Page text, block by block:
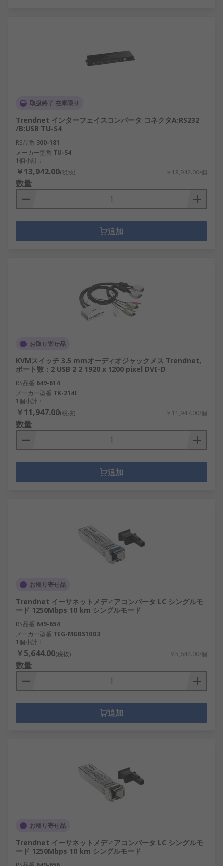
取扱終了 在庫限り
Trendnet インターフェイスコンバータ コネクタA:RS232
/B:USB TU-S4
RS品番 300-181
メーカー型番 TU-S4
1個小計：
￥13,942.00(税抜) ￥13,942.00/個
数量
追加
お取り寄せ品
KVMスイッチ 3.5 mmオーディオジャックメス Trendnet,
ポート数：2 USB 2 2 1920 x 1200 pixel DVI-D
RS品番 649-614
メーカー型番 TK-214I
1個小計：
￥11,947.00(税抜) ￥11,947.00/個
数量
追加
お取り寄せ品
Trendnet イーサネットメディアコンバータ LC シングルモ
ード 1250Mbps 10 km シングルモード
RS品番 649-654
メーカー型番 TEG-MGBS10D3
1個小計：
￥5,644.00(税抜) ￥5,644.00/個
数量
追加
お取り寄せ品
Trendnet イーサネットメディアコンバータ LC シングルモ
ード 1250Mbps 10 km シングルモード